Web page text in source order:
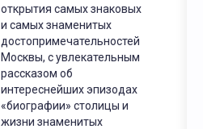
открытия самых знаковых
и самых знаменитых
достопримечательностей
Москвы, с увлекательным
рассказом об
интереснейших эпизодах
«биографии» столицы и
жизни знаменитых